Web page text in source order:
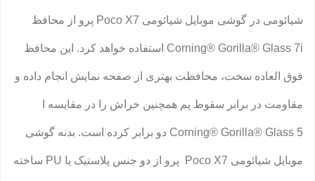
شیائومی در گوشی موبایل شیائومی Poco X7 پرو از محافظ
Corning® Gorilla® Glass 7i استفاده خواهد کرد. این محافظ
فوق العاده سخت، محافظت بهتری از صفحه نمایش انجام داده و
مقاومت در برابر سقوط پم همچنین خراش را در مقایسه ا
Corning® Gorilla® Glass 5 دو برابر کرده است. بدنه گوشی
موبایل شیائومی Poco X7 پرو از دو جنس پلاستیک یا PU ساخته